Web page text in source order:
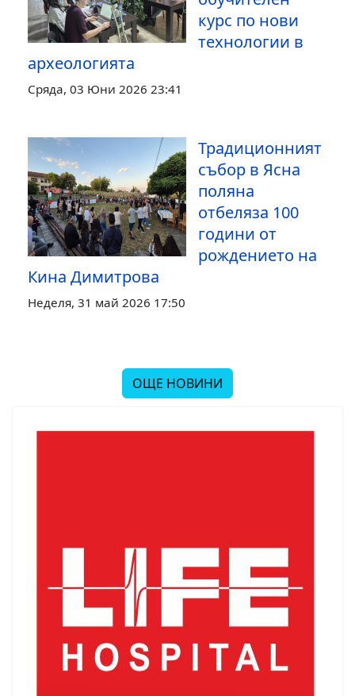
курс по нови
технологии в
археологията
Сряда, 03 Юни 2026 23:41
Традиционният
събор в Ясна
поляна
отбеляза 100
години от
рождението на
Кина Димитрова
Неделя, 31 май 2026 17:50
ОЩЕ НОВИНИ